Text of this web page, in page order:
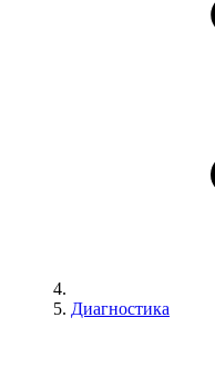
Диагностика